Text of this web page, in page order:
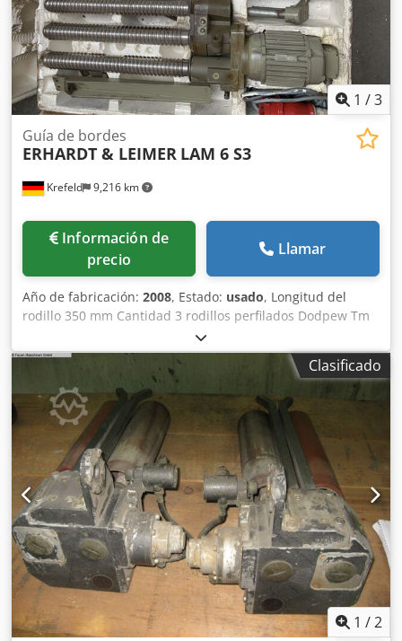
1 /3
Krefeld 9,216 km
Guía de bordes
ERHARDT & LEIMER LAM 6 S3
Información de
precio
Llamar
Año de fabricación: 2008, Estado: usado, Longitud del
rodillo 350 mm Cantidad 3 rodillos perfilados Dodpew Tm
Tcjfx Adljkr Accionamiento eléctrico kW 1 par de
desenrolladores de cantos usados, como guía de banda
para bordes textiles enrollables (género de punto) Tipo
LAM 6 S3, con accionamiento eléctrico, ejecución izquierda
+ derecha, el precio se refiere al par,
Clasificado
1 /2